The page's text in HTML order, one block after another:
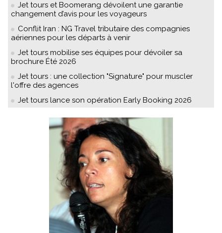
Jet tours et Boomerang dévoilent une garantie
changement d’avis pour les voyageurs
Conflit Iran : NG Travel tributaire des compagnies
aériennes pour les départs à venir
Jet tours mobilise ses équipes pour dévoiler sa
brochure Été 2026
Jet tours : une collection "Signature" pour muscler
l'offre des agences
Jet tours lance son opération Early Booking 2026